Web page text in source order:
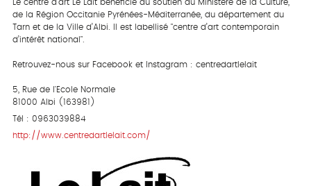
Le centre d’art Le Lait bénéficie du soutien du Ministère de la Culture,
de la Région Occitanie Pyrénées-Méditerranée, du département du
Tarn et de la Ville d’Albi. Il est labellisé "centre d’art contemporain
d’intérêt national".
Retrouvez-nous sur Facebook et Instagram : centredartlelait
5, Rue de l'Ecole Normale
81000 Albi (163981)
Tél : 0963039884
http://www.centredartlelait.com/